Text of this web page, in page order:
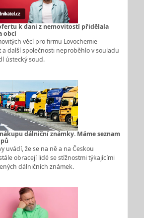
k dani z nemovitostí přidělala
obcí
věcí pro firmu Lovochemie
další společnosti neproběhlo v souladu
ústecký soud.
dálniční známky. Máme seznam
uvádí, že se na ně a na Českou
obracejí lidé se stížnostmi týkajícími
dálničních známek.